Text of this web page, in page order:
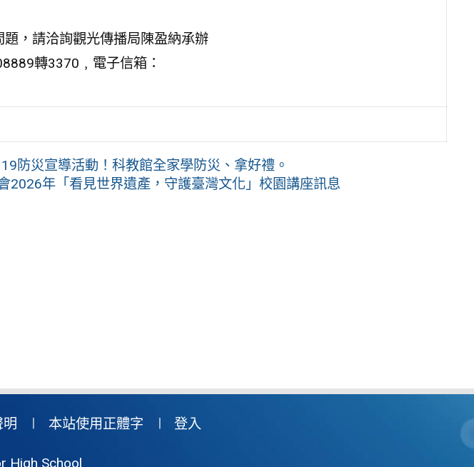
，請洽詢觀光傳播局陳盈納承辦
轉3370﹐電子信箱：
防災宣導活動！科教館全家學防災、拿好禮。
2026年「看見世界遺產，守護臺灣文化」校園講座訊息
本站使用正體字 登入
High School